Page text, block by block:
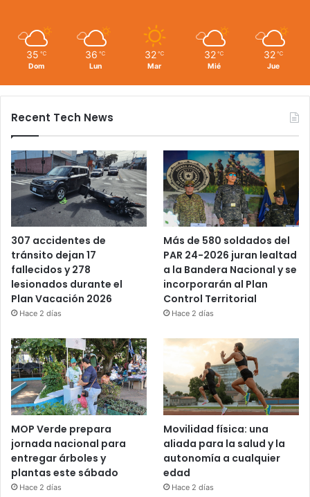
35 ℃
Dom
36 ℃
Lun
32 ℃
Mar
32 ℃
Mié
32 ℃
Jue
Recent Tech News
307 accidentes de
tránsito dejan 17
fallecidos y 278
lesionados durante el
Plan Vacación 2026
Hace 2 días
Más de 580 soldados del
PAR 24-2026 juran lealtad
a la Bandera Nacional y se
incorporarán al Plan
Control Territorial
Hace 2 días
MOP Verde prepara
jornada nacional para
entregar árboles y
plantas este sábado
Hace 2 días
Movilidad física: una
aliada para la salud y la
autonomía a cualquier
edad
Hace 2 días